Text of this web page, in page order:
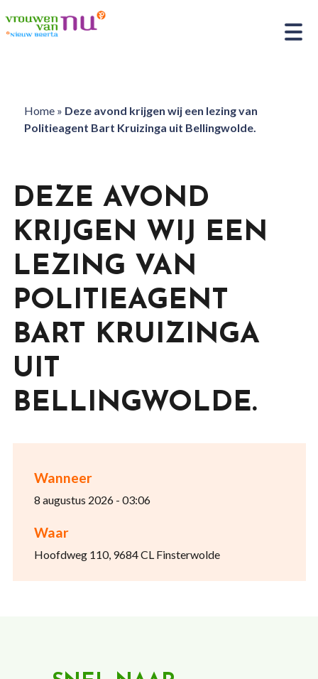
Home» Deze avond krijgen wij een lezing van
Politieagent Bart Kruizinga uit Bellingwolde.
Wanneer
8 augustus 2026 - 03:06
Waar
Hoofdweg 110, 9684 CL Finsterwolde
DEZE AVOND
KRIJGEN WIJ EEN
LEZING VAN
POLITIEAGENT
BART KRUIZINGA
UIT
BELLINGWOLDE.